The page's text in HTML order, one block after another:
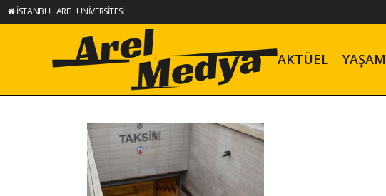
İSTANBUL AREL ÜNİVERSİTESİ
AKTÜEL YAŞAM